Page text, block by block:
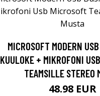
MICROSOFT MODERN
KUULOKE + MIKROFONI
TEAMSILLE STEREO
48.98 EUR